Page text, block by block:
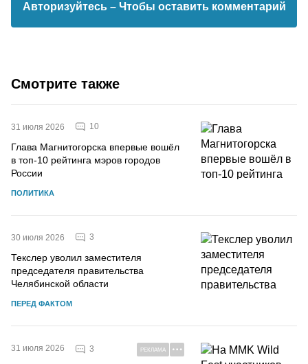
Авторизуйтесь – Чтобы оставить комментарий
Смотрите также
31 июля 2026 10
Глава Магнитогорска впервые вошёл
в топ-10 рейтинга мэров городов
России
ПОЛИТИКА
30 июля 2026 3
Текслер уволил заместителя
председателя правительства
Челябинской области
ПЕРЕД ФАКТОМ
31 июля 2026 3 РЕКЛАМА